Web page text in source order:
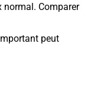
normal. Comparer
peut